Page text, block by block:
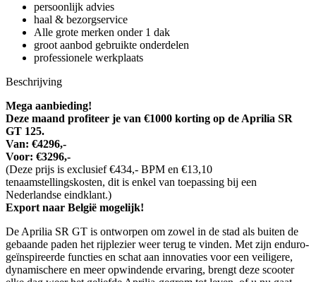
persoonlijk advies
haal & bezorgservice
Alle grote merken onder 1 dak
groot aanbod gebruikte onderdelen
professionele werkplaats
Beschrijving
Mega aanbieding!
Deze maand profiteer je van €1000 korting op de Aprilia SR
GT 125.
Van: €4296,-
Voor: €3296,-
(Deze prijs is exclusief €434,- BPM en €13,10
tenaamstellingskosten, dit is enkel van toepassing bij een
Nederlandse eindklant.)
Export naar België mogelijk!
De Aprilia SR GT is ontworpen om zowel in de stad als buiten de
gebaande paden het rijplezier weer terug te vinden. Met zijn enduro-
geïnspireerde functies en schat aan innovaties voor een veiligere,
dynamischere en meer opwindende ervaring, brengt deze scooter